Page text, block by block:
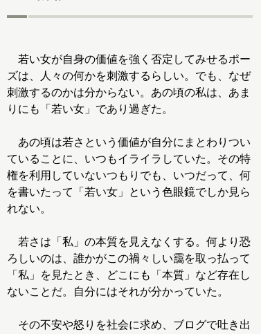
若い女が自身の価値を強く否定してみせるポー
ズは、人々の何かを刺激するらしい。でも、なぜ
刺激するのかは分からない。あの頃の私は、あま
りにも「若い女」であり過ぎた。
あの頃は若さという価値が自分にまとわりつい
ていることに、いつもイライラしていた。その特
権を利用していないつもりでも、いつだって、何
を書いたって「若い女」という色眼鏡でしか見ら
れない。
若さは「私」の本質を見えなくする。何より恐
ろしいのは、誰かがこの禍々しい靄を取っ払って
「私」を見たとき、どこにも「本質」など存在し
ないことだ。自分にはそれが分かっていた。
その不安や怒りを社会に求め、ブログで吐き出